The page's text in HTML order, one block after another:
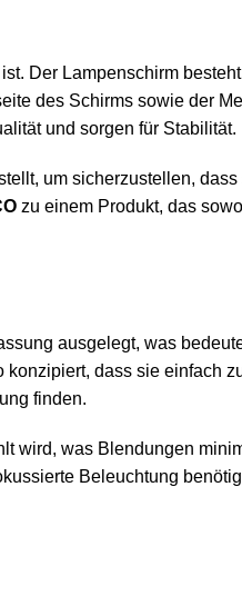
Der Lampenschirm
des Schirms sowie der
und sorgen für Stabilität.
um sicherzustellen,
zu einem Produkt, das
ausgelegt, was
dass sie einfach
finden.
wird, was Blendungen
Beleuchtung